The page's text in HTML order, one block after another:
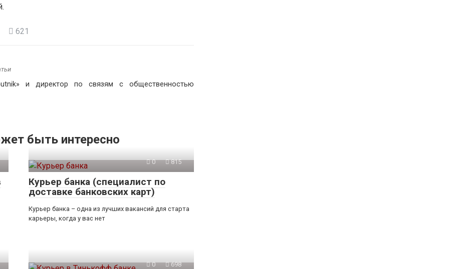
621
и директор по связям с общественностью
быть интересно
0 815
Курьер банка (специалист по
доставке банковских карт)
Курьер банка – одна из лучших вакансий для старта
карьеры, когда у вас нет
0 698